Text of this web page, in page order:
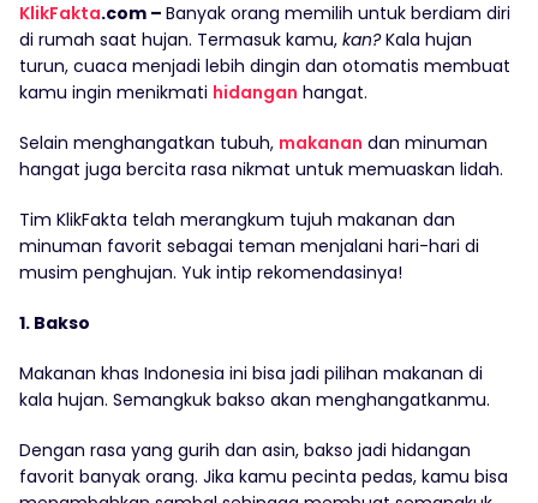
KlikFakta.com – Banyak orang memilih untuk berdiam diri
di rumah saat hujan. Termasuk kamu, kan?Kala hujan
turun, cuaca menjadi lebih dingin dan otomatis membuat
kamu ingin menikmati hidangan hangat.
Selain menghangatkan tubuh, makanan dan minuman
hangat juga bercita rasa nikmat untuk memuaskan lidah.
Tim KlikFakta telah merangkum tujuh makanan dan
minuman favorit sebagai teman menjalani hari-hari di
musim penghujan. Yuk intip rekomendasinya!
1. Bakso
Makanan khas Indonesia ini bisa jadi pilihan makanan di
kala hujan. Semangkuk bakso akan menghangatkanmu.
Dengan rasa yang gurih dan asin, bakso jadi hidangan
favorit banyak orang. Jika kamu pecinta pedas, kamu bisa